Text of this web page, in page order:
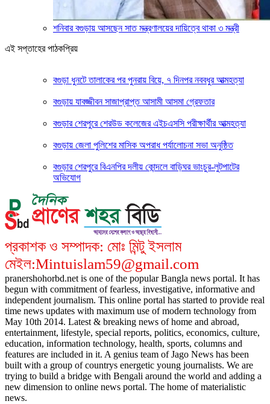
শনিবার বগুড়ায় আসছেন সাত মন্ত্রণালয়ের দায়িত্বে থাকা ৩ মন্ত্রী
এই সপ্তাহের পাঠকপ্রিয়
বগুড়া ধুনটে তালাকের পর পুনরায় বিয়ে, ৭ দিনপর নববধুর আত্মহত্যা
বগুড়ায় যাবজ্জীবন সাজাপ্রাপ্ত আসামী আসমা গ্রেফতার
বগুড়ার শেরপুরে শেরউড কলেজের এইচএসসি পরীক্ষার্থীর আত্মহত্যা
বগুড়ায় জেলা পুলিশের মাসিক অপরাধ পর্যালোচনা সভা অনুষ্ঠিত
বগুড়ার শেরপুরে বিএনপির দলীয় কোন্দলে বাড়িঘর ভাংচুর-লুটপাটের
অভিযোগ
প্রকাশক ও সম্পাদক: মোঃ মিন্টু ইসলাম
মেইল:Mintuislam59@gmail.com
pranershohorbd.net is one of the popular Bangla news portal. It has
begun with commitment of fearless, investigative, informative and
independent journalism. This online portal has started to provide real
time news updates with maximum use of modern technology from
May 10th 2014. Latest & breaking news of home and abroad,
entertainment, lifestyle, special reports, politics, economics, culture,
education, information technology, health, sports, columns and
features are included in it. A genius team of Jago News has been
built with a group of countrys energetic young journalists. We are
trying to build a bridge with Bengali around the world and adding a
new dimension to online news portal. The home of materialistic
news.